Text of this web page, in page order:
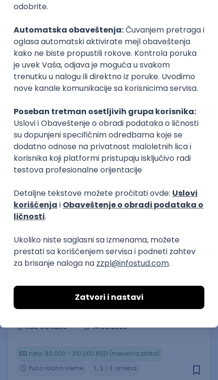
1. i 2. smena
Prakse
Interior Designer AI
Booscala OÜ
Rad od kuće
18.08.2026
Puno radno vreme
bruto: 600 - 800 USD (mesečna plata)
Honorarni poslovi
pacijentima
Ambulanta Žan Vulić Therapy
Rad od kuće
14.08.2026
1., 2. i 3. smena
Puno radno vreme
neto: 80.000 - 210.000 RSD (mesečna plata)